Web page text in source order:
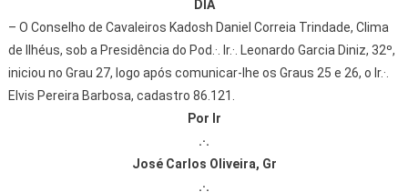
DIA
– O Conselho de Cavaleiros Kadosh Daniel Correia Trindade, Clima
de Ilhéus, sob a Presidência do Pod.·. Ir.·. Leonardo Garcia Diniz, 32º,
iniciou no Grau 27, logo após comunicar-lhe os Graus 25 e 26, o Ir.·.
Elvis Pereira Barbosa, cadastro 86.121.
Por Ir
.·.
José Carlos Oliveira, Gr
.·.